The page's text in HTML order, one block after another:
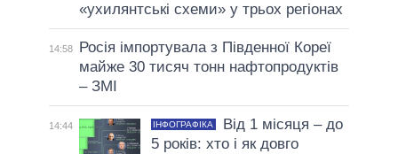
«ухилянтські схеми» у трьох регіонах
14:58
Росія імпортувала з Південної Кореї
майже 30 тисяч тонн нафтопродуктів
– ЗМІ
14:44 ІНФОГРАФІКА
Від 1 місяця – до
5 років: хто і як довго